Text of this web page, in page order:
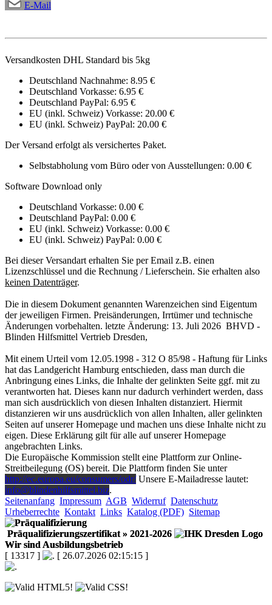
E-Mail
Versandkosten DHL Standard bis 5kg
Deutschland Nachnahme: 8.95 €
Deutschland Vorkasse: 6.95 €
Deutschland PayPal: 6.95 €
EU (inkl. Schweiz) Vorkasse: 20.00 €
EU (inkl. Schweiz) PayPal: 20.00 €
Der Versand erfolgt als versichertes Paket.
Selbstabholung vom Büro oder von Ausstellungen: 0.00 €
Software Download only
Deutschland Vorkasse: 0.00 €
Deutschland PayPal: 0.00 €
EU (inkl. Schweiz) Vorkasse: 0.00 €
EU (inkl. Schweiz) PayPal: 0.00 €
Bei dieser Versandart erhalten Sie per Email z.B. einen
Lizenzschlüssel und die Rechnung / Lieferschein. Sie erhalten also
keinen Datenträger.
Die in diesem Dokument genannten Warenzeichen sind Eigentum
der jeweiligen Firmen. Preisänderungen, Irrtümer und technische
Änderungen vorbehalten. letzte Änderung: 13. Juli 2026 BHVD -
Blinden Hilfsmittel Vertrieb Dresden,
Mit einem Urteil vom 12.05.1998 - 312 O 85/98 - Haftung für Links
hat das Landgericht Hamburg entschieden, dass man durch die
Anbringung eines Links, die Inhalte der gelinkten Seite ggf. mit zu
verantworten hat. Dieses kann nur dadurch verhindert werden, dass
man sich ausdrücklich von diesen Inhalten distanziert. Hiermit
distanzieren wir uns ausdrücklich von allen Inhalten, aller gelinkten
Seiten auf unserer Homepage und machen uns diese Inhalte nicht zu
eigen. Diese Erklärung gilt für alle auf unserer Homepage
angebrachten Links.
Die Europäische Kommission stellt eine Plattform zur Online-
Streitbeilegung (OS) bereit. Die Plattform finden Sie unter
http://ec.europa.eu/consumers/odr/Unsere E-Mailadresse lautet:
info@blindenhilfsmittel.biz.
Seitenanfang Impressum AGB Widerruf Datenschutz
Urheberrechte Kontakt Links Katalog (PDF) Sitemap
Präqualifizierungszertifikat » 2021-2026
Wir sind Ausbildungsbetrieb
[ 13317 ]
[ 26.07.2026 02:15:15 ]